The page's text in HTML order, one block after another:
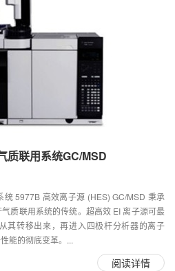
质联用系统GC/MSD
5977B 高效离子源 (HES) GC/MSD 秉承
质联用系统的传统。超高效 EI 离子源可最
其转移出来，再进入四极杆分析器的离子
能的彻底变革。...
阅读详情